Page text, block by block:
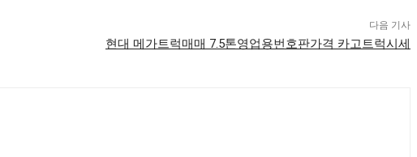
다음 기사
현대 메가트럭매매 7.5톤영업용번호판가격 카고트럭시세